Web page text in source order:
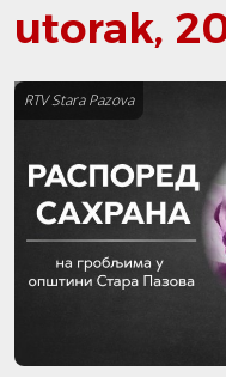
utorak,
RTV Stara Pazova